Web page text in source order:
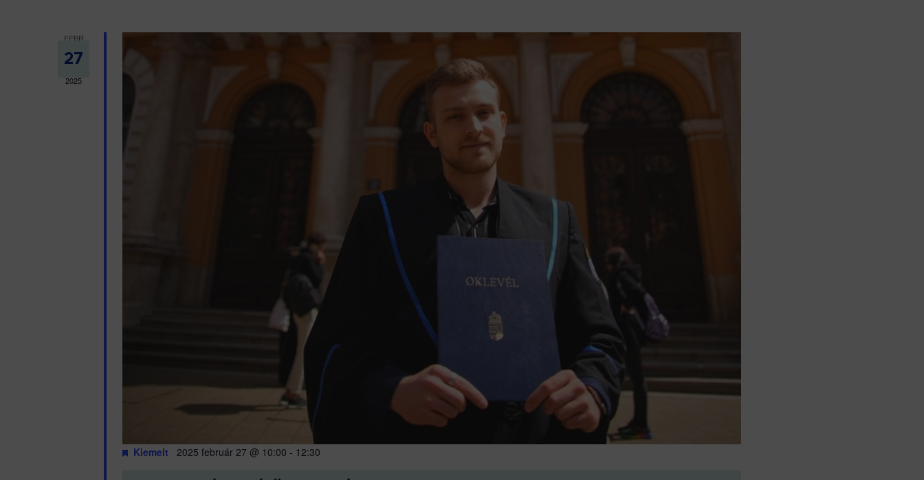
FEBR
27
2025
Kiemelt 2025 február 27 @ 10:00 - 12:30